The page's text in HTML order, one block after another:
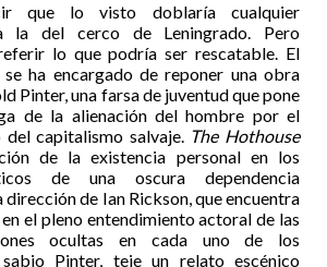
que lo visto doblaría cualquier
la del cerco de Leningrado. Pero
lo que podría ser rescatable. El
ha encargado de reponer una obra
Pinter, una farsa de juventud que pone
de la alienación del hombre por el
capitalismo salvaje. The Hothouse
de la existencia personal en los
de una oscura dependencia
dirección de Ian Rickson, que encuentra
el pleno entendimiento actoral de las
ocultas en cada uno de los
Pinter, teje un relato escénico